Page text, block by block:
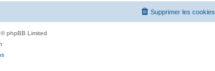
Supprimer les cookies
phpBB Limited